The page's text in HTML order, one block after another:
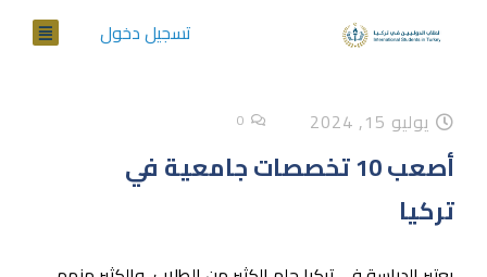
تسجيل دخول
يوليو 15, 2024 0
أصعب 10 تخصصات جامعية في
تركيا